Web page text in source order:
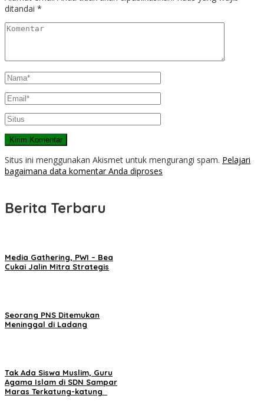
ditandai *
Situs ini menggunakan Akismet untuk mengurangi spam. Pelajari
bagaimana data komentar Anda diproses
Berita Terbaru
Media Gathering, PWI – Bea
Cukai Jalin Mitra Strategis
Seorang PNS Ditemukan
Meninggal di Ladang
Tak Ada Siswa Muslim, Guru
Agama Islam di SDN Sampar
Maras Terkatung-katung ‎